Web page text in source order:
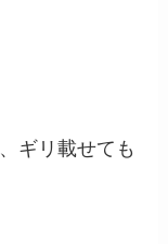
ギリ載せても